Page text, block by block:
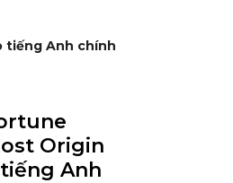
tiếng Anh chính
Origin
Anh